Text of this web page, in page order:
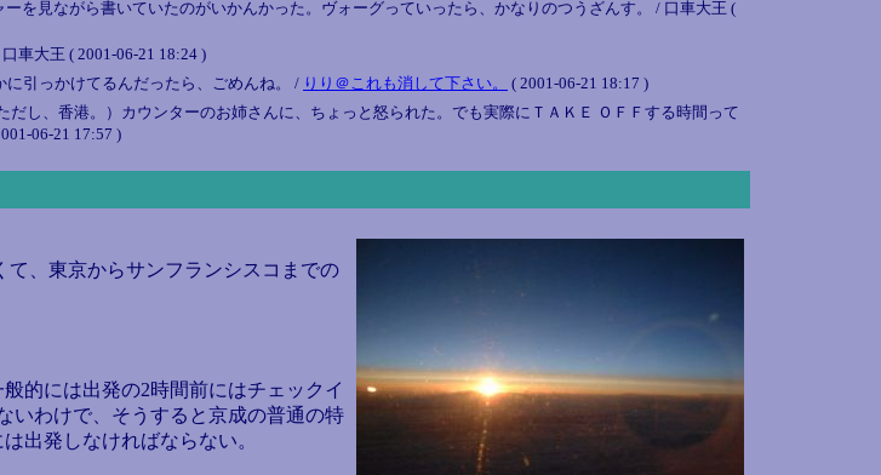
を見ながら書いていたのがいかんかった。ヴォーグっていったら、かなりのつうざんす。 / 口車大王 (
車大王 ( 2001-06-21 18:24 )
引っかけてるんだったら、ごめんね。 / りり＠これも消して下さい。
( 2001-06-21 18:17 )
し、香港。）カウンターのお姉さんに、ちょっと怒られた。でも実際にＴＡＫＥ ＯＦＦする時間って
06-21 17:57 )
、東京からサンフランシスコまでの
的には出発の2時間前にはチェックイ
いわけで、そうすると京成の普通の特
出発しなければならない。